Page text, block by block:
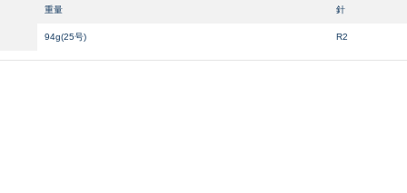
使用感や傷はあるが全体的
重量 針
94g(25号) R2